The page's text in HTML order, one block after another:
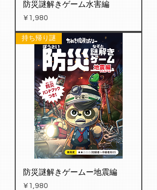
防災謎解きゲーム水害編
Price
¥1,980
持ち帰り謎
防災謎解きゲームー地震編
Price
¥1,980